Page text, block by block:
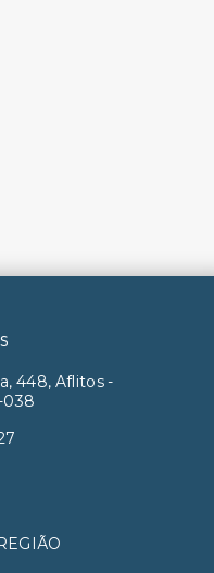
448, Aflitos -
038